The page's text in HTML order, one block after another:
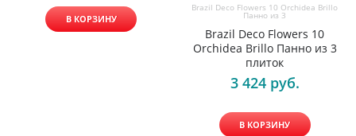
В КОРЗИНУ
Brazil Deco Flowers 10 Orchidea Brillo
Панно из 3
Brazil Deco Flowers 10
Orchidea Brillo Панно из 3
плиток
3 424 руб.
В КОРЗИНУ